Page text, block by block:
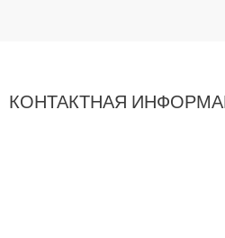
КОНТАКТНАЯ